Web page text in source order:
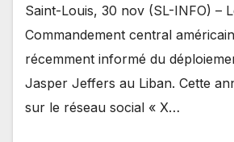
Saint-Louis, 30 nov (SL-INFO) –
Commandement central
récemment informé du
Jasper Jeffers au Liban. Cette
sur le réseau social « X…